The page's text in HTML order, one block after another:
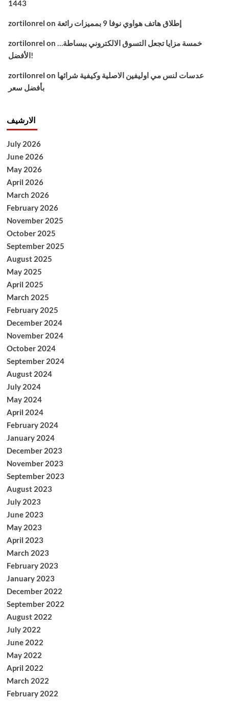
1443
zortilonrel on إطلاق هاتف هواوي نوفا 9 بمميزات رائعة
zortilonrel on خمسة مزايا تجعل التسوق الالكتروني ببساطة…
الأفضل!
zortilonrel on عدسات لنس مي اوليفين الاصلية وكيفية شرائها
بأفضل سعر
الارشيف
July 2026
June 2026
May 2026
April 2026
March 2026
February 2026
November 2025
October 2025
September 2025
August 2025
May 2025
April 2025
March 2025
February 2025
December 2024
November 2024
October 2024
September 2024
August 2024
July 2024
May 2024
April 2024
February 2024
January 2024
December 2023
November 2023
September 2023
August 2023
July 2023
June 2023
May 2023
April 2023
March 2023
February 2023
January 2023
December 2022
September 2022
August 2022
July 2022
June 2022
May 2022
April 2022
March 2022
February 2022